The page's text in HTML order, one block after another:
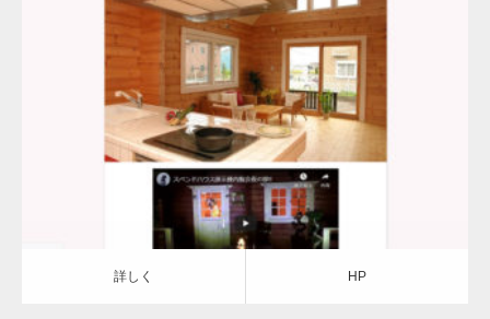
詳しく
詳しく HP